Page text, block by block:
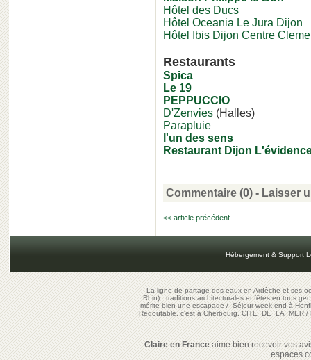
Hôtel des Ducs
Hôtel Oceania Le Jura Dijon
Hôtel Ibis Dijon Centre
Restaurants
Spica
Le 19
PEPPUCCIO
D'Zenvies (Halles)
Parapluie
l'un des sens
Restaurant Dijon
Commentaire (0) - Laisser
<< article précédent
Hébergement & Support
La ligne de partage des eaux en Ardèche et ses
Rhin) : traditions architecturales et fêtes en tous
mérite bien une escapade/Séjour week-end à
Redoutable, c'est à Cherbourg, CITE DE LA MER/
Claire en Franceaime bien recevoir vos
espaces